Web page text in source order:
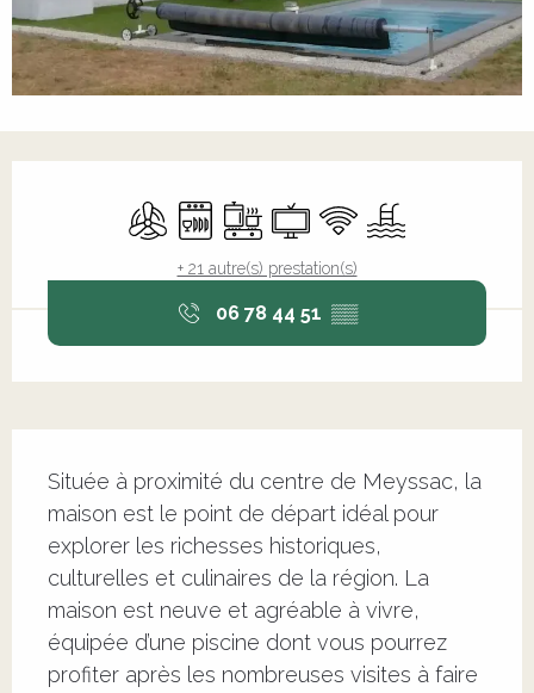
Air conditionné
Lave vaisselle
Plaque de cuisson
Télévision
WiFi Piscine
+ 21 autre(s) prestation(s)
06 78 44 51 ▒▒
Située à proximité du centre de Meyssac, la
maison est le point de départ idéal pour
explorer les richesses historiques,
culturelles et culinaires de la région. La
maison est neuve et agréable à vivre,
équipée d’une piscine dont vous pourrez
profiter après les nombreuses visites à faire